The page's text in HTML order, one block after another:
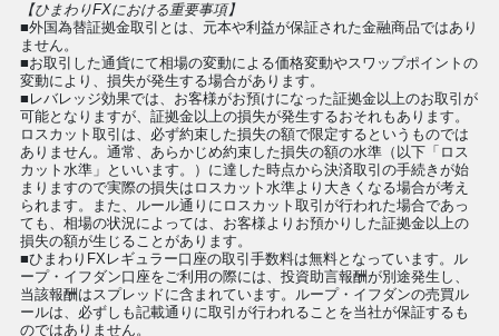
【ひまわりFXにおける重要事項】
■外国為替証拠金取引とは、元本や利益が保証された金融商品ではあり
ません。
■お取引した通貨にて相場の変動による価格変動やスワップポイントの
変動により、損失が発生する場合があります。
■レバレッジ効果では、お客様がお預けになった証拠金以上のお取引が
可能となりますが、証拠金以上の損失が発生するおそれもあります。
ロスカット取引は、必ず約束した損失の額で限定するというものでは
ありません。通常、あらかじめ約束した損失の額の水準（以下「ロス
カット水準」といいます。）に達した時点から決済取引の手続きが始
まりますので実際の損失はロスカット水準より大きくなる場合が考え
られます。また、ルール通りにロスカット取引が行われた場合であっ
ても、相場の状況によっては、お客様よりお預かりした証拠金以上の
損失の額が生じることがあります。
■ひまわりFXレギュラー口座の取引手数料は無料となっています。ル
ープ・イフダン口座をご利用の際には、投資助言報酬が別途発生し、
当該報酬はスプレッドに含まれています。ループ・イフダンの売買ル
ールは、必ずしも記載通りに取引が行われることを当社が保証するも
のではありません。